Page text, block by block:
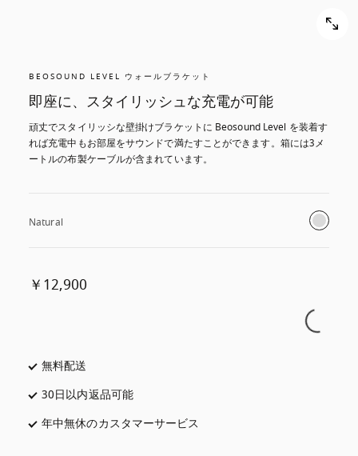
BEOSOUND LEVEL ウォールブラケット
即座に、スタイリッシュな充電が可能
頑丈でスタイリッシな壁掛けブラケットに Beosound Level を装着す
れば充電中もお部屋をサウンドで満たすことができます。箱には3メ
ートルの布製ケーブルが含まれています。
Natural
￥12,900
無料配送
30日以内返品可能新しいタブに表示されます
年中無休のカスタマーサービス